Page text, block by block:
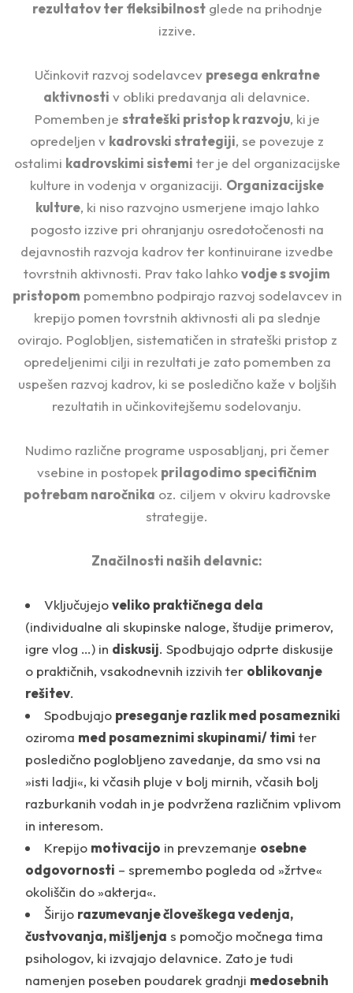
rezultatov ter fleksibilnostglede na prihodnje
izzive.
Učinkovit razvoj sodelavcev presega enkratne
aktivnosti v obliki predavanja ali delavnice.
Pomemben je strateški pristop k razvoju, ki je
opredeljen v kadrovski strategiji, se povezuje z
ostalimi kadrovskimi sistemi ter je del organizacijske
kulture in vodenja v organizaciji. Organizacijske
kulture, ki niso razvojno usmerjene imajo lahko
pogosto izzive pri ohranjanju osredotočenosti na
dejavnostih razvoja kadrov ter kontinuirane izvedbe
tovrstnih aktivnosti. Prav tako lahkovodje s svojim
pristopom pomembno podpirajo razvoj sodelavcev in
krepijo pomen tovrstnih aktivnosti ali pa slednje
ovirajo. Poglobljen, sistematičen in strateški pristop z
opredeljenimi cilji in rezultati je zato pomemben za
uspešen razvoj kadrov, ki se posledično kaže v boljših
rezultatih in učinkovitejšemu sodelovanju.
Nudimo različne programe usposabljanj, pri čemer
vsebine in postopek prilagodimo specifičnim
potrebam naročnika oz. ciljem v okviru kadrovske
strategije.
Značilnosti naših delavnic:
Vključujejoveliko praktičnega dela
(individualne ali skupinske naloge, študije primerov,
igre vlog …) in diskusij. Spodbujajo odprte diskusije
o praktičnih, vsakodnevnih izzivih ter oblikovanje
rešitev.
Spodbujajo preseganje razlik med posamezniki
oziroma med posameznimi skupinami/ timi ter
posledično poglobljeno zavedanje, da smo vsi na
»isti ladji«, ki včasih pluje v bolj mirnih, včasih bolj
razburkanih vodah in je podvržena različnim vplivom
in interesom.
Krepijo motivacijo in prevzemanje osebne
odgovornosti – spremembo pogleda od »žrtve«
okoliščin do »akterja«.
Širijo razumevanje človeškega vedenja,
čustvovanja, mišljenja s pomočjo močnega tima
psihologov, ki izvajajo delavnice. Zato je tudi
namenjen poseben poudarek gradnji medosebnih